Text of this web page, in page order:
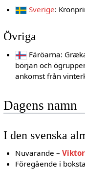
Sverige:
Övriga
Färöarna:
början och
ankomst från
Dagens namn
I den svenska
Nuvarande –
Föregående i